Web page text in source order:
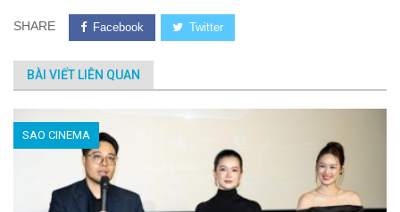
SHARE Facebook Twitter
BÀI VIẾT LIÊN QUAN
SAO CINEMA